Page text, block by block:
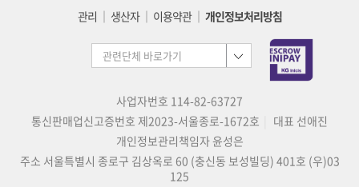
관리 │ 생산자│ 이용약관│ 개인정보처리방침
사업자번호 114-82-63727
통신판매업신고증번호 제2023-서울종로-1672호
대표 선애진
개인정보관리책임자 윤성은
주소 서울특별시 종로구 김상옥로 60 (충신동 보성빌딩) 401호 (우)03
125